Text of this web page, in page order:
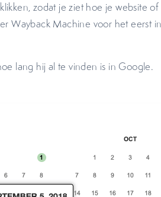
zodat je ziet hoe je website
Wayback Machine voor het eerst
lang hij al te vinden is in Google.